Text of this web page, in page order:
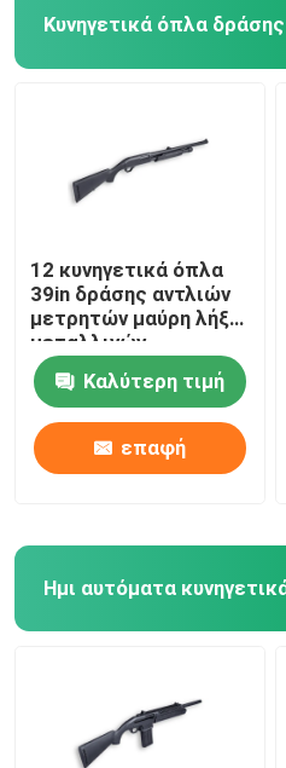
Κυνηγετικά όπλα
12 κυνηγετικά όπλα
39in δράσης αντλιών
μετρητών μαύρη λήξη
μεταλλινών
Καλύτερη τιμή
επαφή
Ημι αυτόματα